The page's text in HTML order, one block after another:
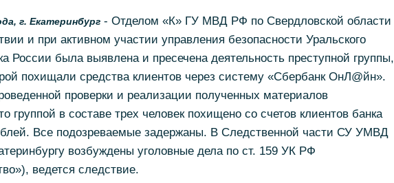
г. Екатеринбург- Отделом «К» ГУ МВД РФ по Свердловской области
и при активном участии управления безопасности Уральского
России была выявлена и пресечена деятельность преступной группы,
похищали средства клиентов через систему «Сбербанк ОнЛ@йн».
проверки и реализации полученных материалов
группой в составе трех человек похищено со счетов клиентов банка
Все подозреваемые задержаны. В Следственной части СУ УМВД
возбуждены уголовные дела по ст. 159 УК РФ
ведется следствие.